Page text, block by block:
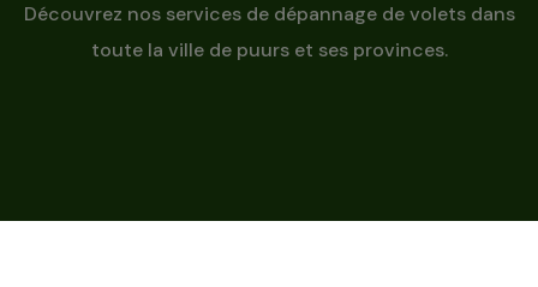
Découvrez nos services de dépannage de volets dans
toute la ville de puurs et ses provinces.